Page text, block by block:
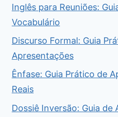
Inglês para Reuniões:
Vocabulário
Discurso Formal: Guia
Apresentações
Ênfase: Guia Prático de
Reais
Dossiê Inversão: Guia de